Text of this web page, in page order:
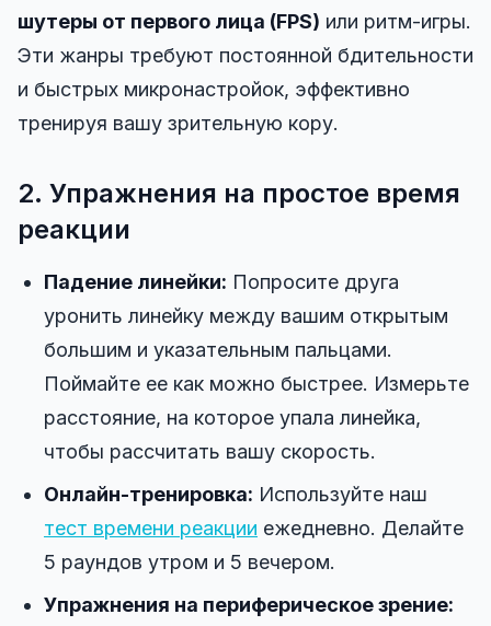
шутеры от первого лица (FPS) или ритм-игры.
Эти жанры требуют постоянной бдительности
и быстрых микронастройок, эффективно
тренируя вашу зрительную кору.
2. Упражнения на простое время
реакции
Падение линейки: Попросите друга
уронить линейку между вашим открытым
большим и указательным пальцами.
Поймайте ее как можно быстрее. Измерьте
расстояние, на которое упала линейка,
чтобы рассчитать вашу скорость.
Онлайн-тренировка: Используйте наш
тест времени реакции ежедневно. Делайте
5 раундов утром и 5 вечером.
Упражнения на периферическое зрение: